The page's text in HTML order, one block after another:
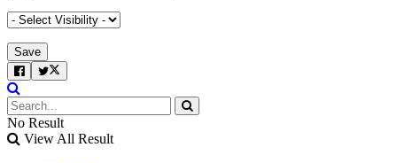
No Result
View All Result